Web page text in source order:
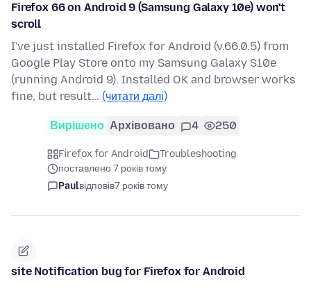
Firefox 66 on Android 9 (Samsung Galaxy 10e) won't
scroll
I've just installed Firefox for Android (v.66.0.5) from
Google Play Store onto my Samsung Galaxy S10e
(running Android 9). Installed OK and browser works
fine, but result… (читати далі)
Вирішено Архівовано 4 250
Firefox for Android
Troubleshooting
поставлено 7 років тому
Paulвідповів7 років тому
site Notification bug for Firefox for Android